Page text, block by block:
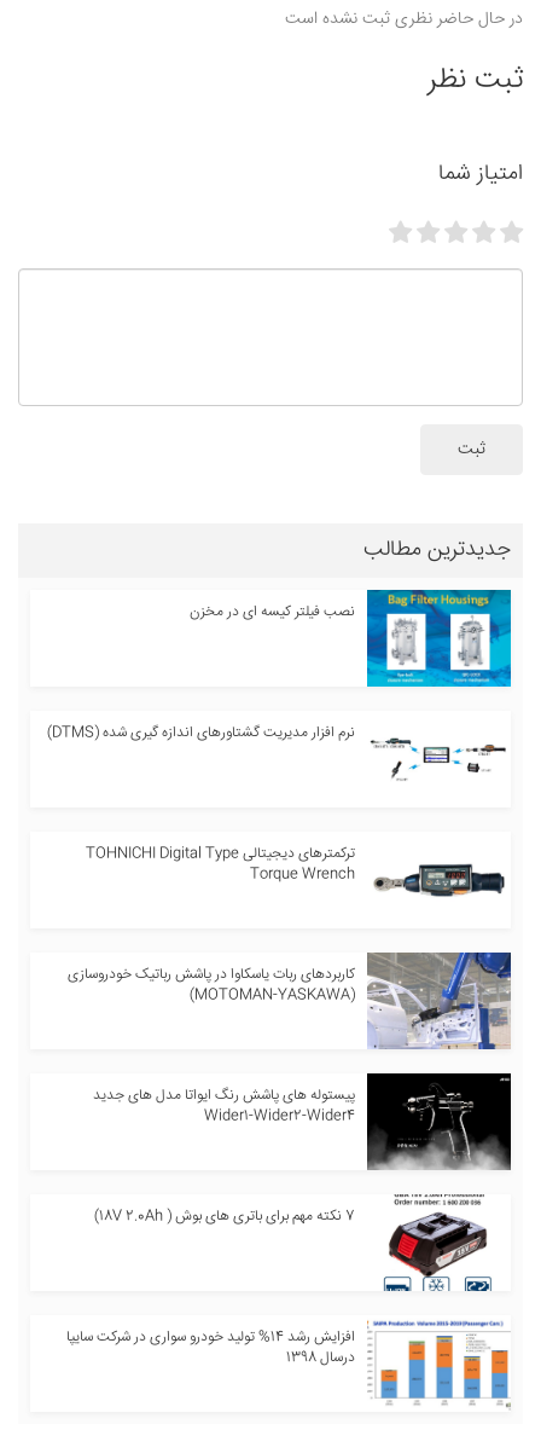
در حال حاضر نظری ثبت نشده است
ثبت نظر
امتیاز شما
ثبت
جدیدترین مطالب
نصب فیلتر کیسه ای در مخزن
نرم افزار مدیریت گشتاورهای اندازه گیری شده (DTMS)
ترکمترهای دیجیتالی TOHNICHI Digital Type
Torque Wrench
کاربردهای ربات یاسکاوا در پاشش رباتیک خودروسازی
(MOTOMAN-YASKAWA)
پیستوله های پاشش رنگ ایواتا مدل های جدید
Wider1-Wider2-Wider4
7 نکته مهم برای باتری های بوش ( 18V 2.0Ah)
افزایش رشد 14% تولید خودرو سواری در شرکت سایپا
درسال 1398